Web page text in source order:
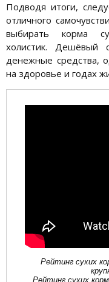
Подводя итоги,
отличного
выбирать корма
холистик. Дешёвый
денежные средства,
на здоровье и годах
Рейтинг сухих
Рейтинг сухих